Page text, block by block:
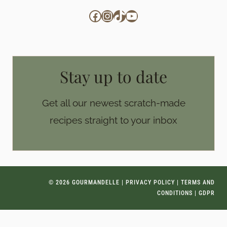
Facebook
Instagram
TikTok
YouTube
Stay up to date
Get all our newest scratch-made
recipes straight to your inbox
© 2026 GOURMANDELLE | PRIVACY POLICY
TERMS AND
CONDITIONS
GDPR